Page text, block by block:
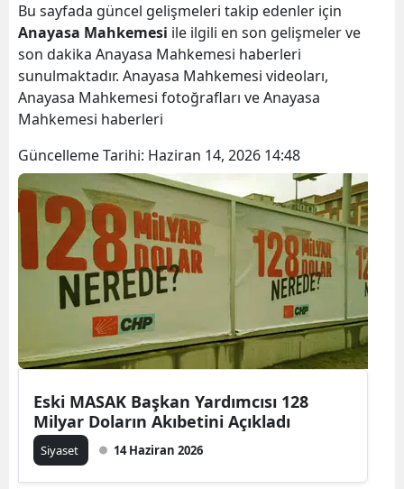
Bu sayfada güncel gelişmeleri takip edenler için
Anayasa Mahkemesi ile ilgili en son gelişmeler ve
son dakika Anayasa Mahkemesi haberleri
sunulmaktadır. Anayasa Mahkemesi videoları,
Anayasa Mahkemesi fotoğrafları ve Anayasa
Mahkemesi haberleri
Güncelleme Tarihi: Haziran 14, 2026 14:48
Eski MASAK Başkan Yardımcısı 128
Milyar Doların Akıbetini Açıkladı
Siyaset 14 Haziran 2026